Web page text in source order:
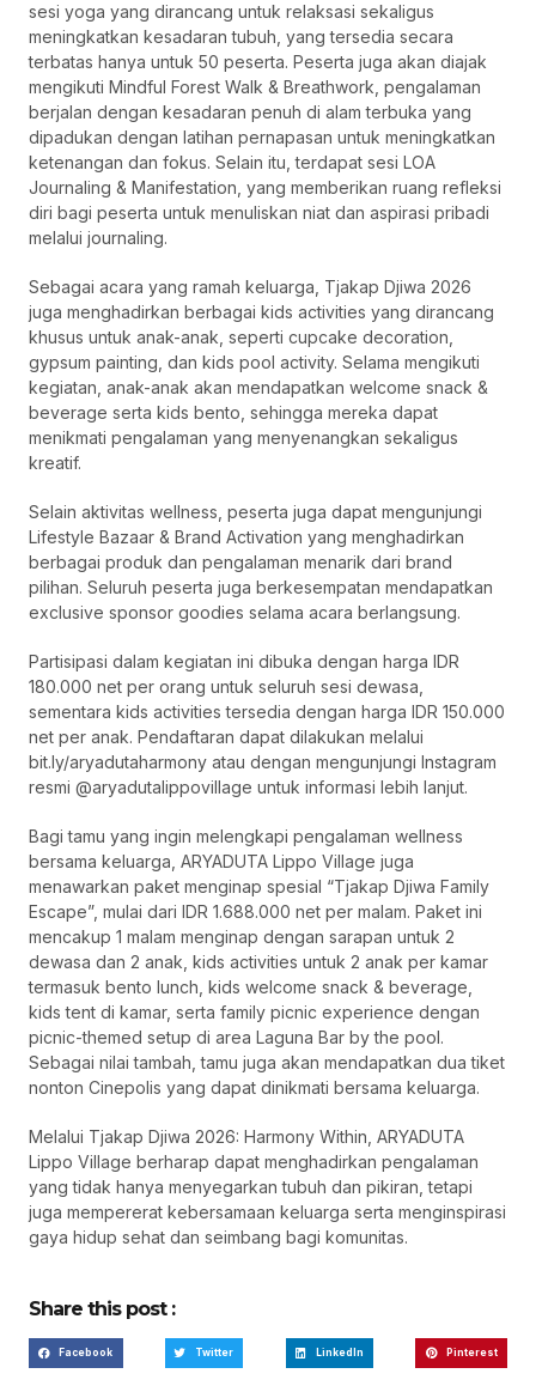
sesi yoga yang dirancang untuk relaksasi sekaligus
meningkatkan kesadaran tubuh, yang tersedia secara
terbatas hanya untuk 50 peserta. Peserta juga akan diajak
mengikuti Mindful Forest Walk & Breathwork, pengalaman
berjalan dengan kesadaran penuh di alam terbuka yang
dipadukan dengan latihan pernapasan untuk meningkatkan
ketenangan dan fokus. Selain itu, terdapat sesi LOA
Journaling & Manifestation, yang memberikan ruang refleksi
diri bagi peserta untuk menuliskan niat dan aspirasi pribadi
melalui journaling.
Sebagai acara yang ramah keluarga, Tjakap Djiwa 2026
juga menghadirkan berbagai kids activities yang dirancang
khusus untuk anak-anak, seperti cupcake decoration,
gypsum painting, dan kids pool activity. Selama mengikuti
kegiatan, anak-anak akan mendapatkan welcome snack &
beverage serta kids bento, sehingga mereka dapat
menikmati pengalaman yang menyenangkan sekaligus
kreatif.
Selain aktivitas wellness, peserta juga dapat mengunjungi
Lifestyle Bazaar & Brand Activation yang menghadirkan
berbagai produk dan pengalaman menarik dari brand
pilihan. Seluruh peserta juga berkesempatan mendapatkan
exclusive sponsor goodies selama acara berlangsung.
Partisipasi dalam kegiatan ini dibuka dengan harga IDR
180.000 net per orang untuk seluruh sesi dewasa,
sementara kids activities tersedia dengan harga IDR 150.000
net per anak. Pendaftaran dapat dilakukan melalui
bit.ly/aryadutaharmony atau dengan mengunjungi Instagram
resmi @aryadutalippovillage untuk informasi lebih lanjut.
Bagi tamu yang ingin melengkapi pengalaman wellness
bersama keluarga, ARYADUTA Lippo Village juga
menawarkan paket menginap spesial “Tjakap Djiwa Family
Escape”, mulai dari IDR 1.688.000 net per malam. Paket ini
mencakup 1 malam menginap dengan sarapan untuk 2
dewasa dan 2 anak, kids activities untuk 2 anak per kamar
termasuk bento lunch, kids welcome snack & beverage,
kids tent di kamar, serta family picnic experience dengan
picnic-themed setup di area Laguna Bar by the pool.
Sebagai nilai tambah, tamu juga akan mendapatkan dua tiket
nonton Cinepolis yang dapat dinikmati bersama keluarga.
Melalui Tjakap Djiwa 2026: Harmony Within, ARYADUTA
Lippo Village berharap dapat menghadirkan pengalaman
yang tidak hanya menyegarkan tubuh dan pikiran, tetapi
juga mempererat kebersamaan keluarga serta menginspirasi
gaya hidup sehat dan seimbang bagi komunitas.
Share this post :
Facebook Twitter LinkedIn Pinterest